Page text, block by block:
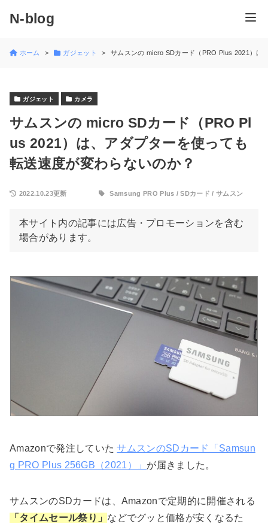
N-blog
ホーム ガジェット サムスンの micro SDカード（PRO Plus 2021）は
ガジェット カメラ
サムスンの micro SDカード（PRO Pl
us 2021）は、アダプターを使っても
転送速度が変わらないのか？
2022.10.23更新 Samsung PRO Plus /SDカード /サムスン
本サイト内の記事には広告・プロモーションを含む
場合があります。
Amazonで発注していたサムスンのSDカード「Samsun
g PRO Plus 256GB（2021）」 が届きました。
サムスンのSDカードは、Amazonで定期的に開催される
「タイムセール祭り」 などでグッと価格が安くなるた